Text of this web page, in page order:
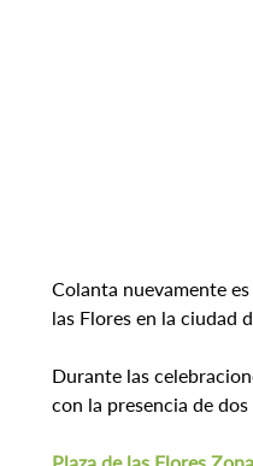
Colanta nuevamente
las Flores en la ciudad
Durante las
con la presencia de
Plaza de las Flores